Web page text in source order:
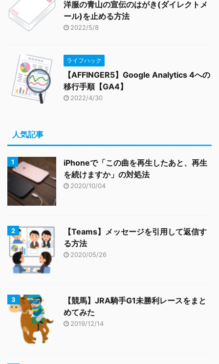
洋服の青山の宣伝のはがき(ダイレクトメ
ール)を止める方法
2022/5/8
ライフハック
【AFFINGER5】Google Analytics 4への
移行手順【GA4】
2022/4/30
人気記事
iPhoneで「この曲を再生したあと、再生
を続けますか」の対処法
2020/10/04
【Teams】メッセージを引用して返信す
る方法
2020/05/26
【競馬】JRA騎手G1未勝利レースをまと
めてみた
2019/12/14